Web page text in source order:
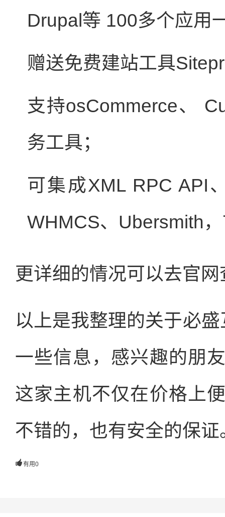
Drupal等 100多个应用
赠送免费建站工具
支持osCommerce、
务工具；
可集成XML RPC API
WHMCS、Ubersmith
更详细的情况可以去官网
以上是我整理的关于必
一些信息，感兴趣的朋
这家主机不仅在价格上
不错的，也有安全的保证
有用0